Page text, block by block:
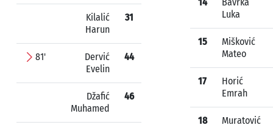
Kilalić
Harun
31
81'
Dervić
Evelin
44
Džafić
Muhamed
46
Luka
15
Mišković
Mateo
17
Horić
Emrah
18
Muratović